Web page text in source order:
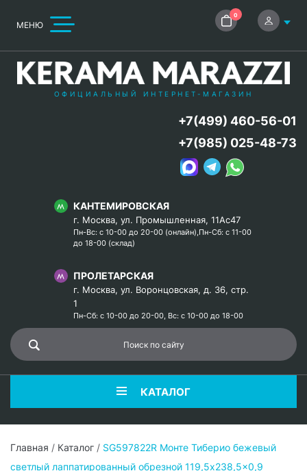
МЕНЮ
0
ОФИЦИАЛЬНЫЙ ИНТЕРНЕТ-МАГАЗИН
КАНТЕМИРОВСКАЯ
г. Москва, ул. Промышленная, 11Ас47
Пн-Вс: с 10-00 до 20-00 (онлайн),Пн-Сб: с 11-00
до 18-00 (склад)
ПРОЛЕТАРСКАЯ
г. Москва, ул. Воронцовская, д. 36, стр.
1
Пн-Сб: с 10-00 до 20-00, Вс: с 10-00 до 18-00
+7(499) 460-56-01
+7(985) 025-48-73
КАТАЛОГ
Главная / Каталог / SG597822R Монте Тиберио бежевый
светлый лаппатированный обрезной 119,5x238,5x0,9